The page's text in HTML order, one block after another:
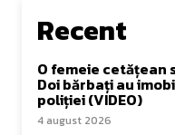
Recent
O femeie cetățean
Doi bărbați au
poliției (VIDEO)
4 august 2026